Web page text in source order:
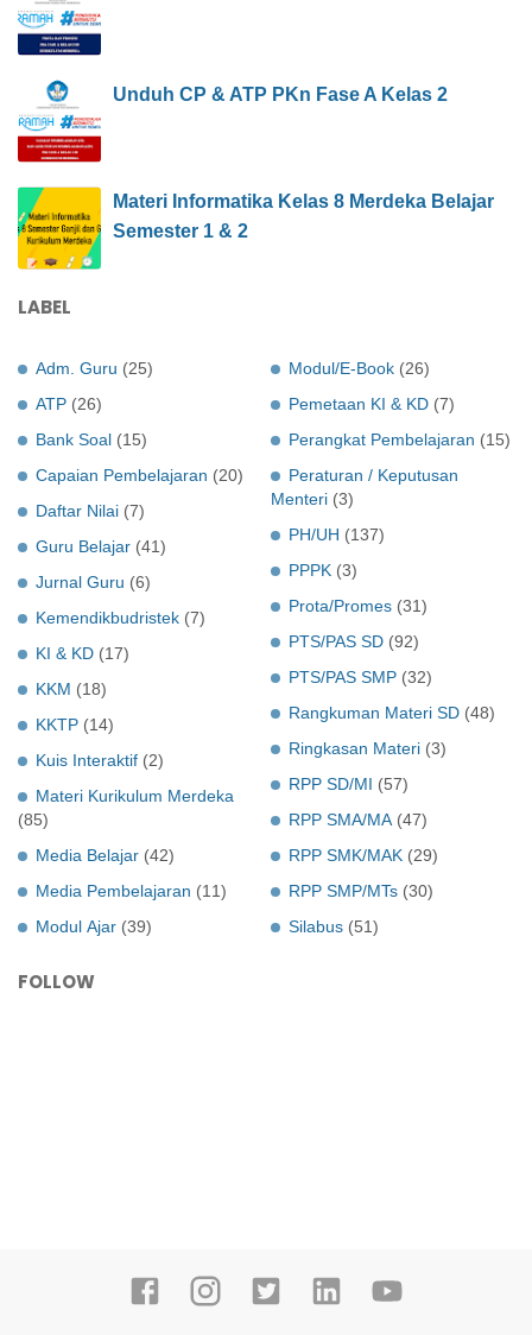
Unduh CP & ATP PKn Fase A Kelas 2
Materi Informatika Kelas 8 Merdeka Belajar
Semester 1 & 2
LABEL
Adm. Guru (25)
ATP (26)
Bank Soal (15)
Capaian Pembelajaran (20)
Daftar Nilai (7)
Guru Belajar (41)
Jurnal Guru (6)
Kemendikbudristek (7)
KI & KD (17)
KKM (18)
KKTP (14)
Kuis Interaktif (2)
Materi Kurikulum Merdeka
(85)
Media Belajar (42)
Media Pembelajaran (11)
Modul Ajar (39)
Modul/E-Book (26)
Pemetaan KI & KD (7)
Perangkat Pembelajaran (15)
Peraturan / Keputusan
Menteri (3)
PH/UH (137)
PPPK (3)
Prota/Promes (31)
PTS/PAS SD (92)
PTS/PAS SMP (32)
Rangkuman Materi SD (48)
Ringkasan Materi (3)
RPP SD/MI (57)
RPP SMA/MA (47)
RPP SMK/MAK (29)
RPP SMP/MTs (30)
Silabus (51)
FOLLOW